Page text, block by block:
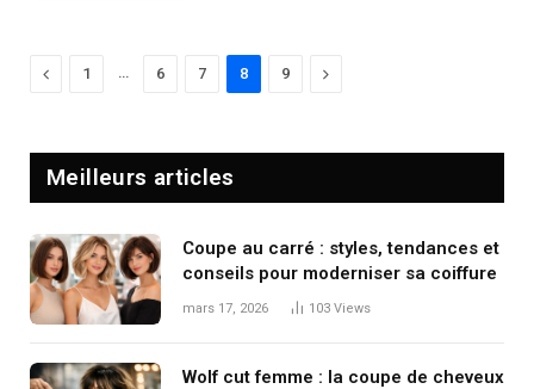
Précédente
1 6 7 8 9 Suivante
Meilleurs articles
Coupe au carré : styles, tendances et
conseils pour moderniser sa coiffure
mars 17, 2026 103 Views
Wolf cut femme : la coupe de cheveux